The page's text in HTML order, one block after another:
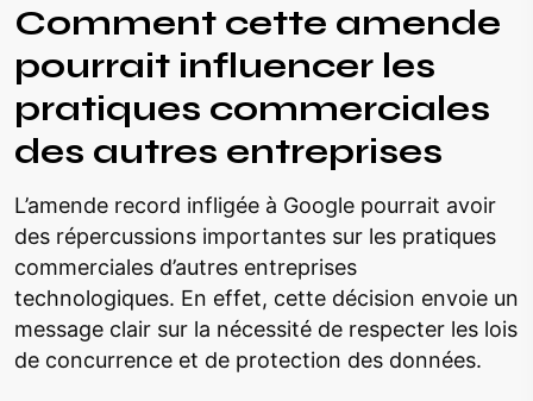
Comment cette amende
pourrait influencer les
pratiques commerciales
des autres entreprises
L’amende record infligée à Google pourrait avoir
des répercussions importantes sur les pratiques
commerciales d’autres entreprises
technologiques. En effet, cette décision envoie un
message clair sur la nécessité de respecter les lois
de concurrence et de protection des données.